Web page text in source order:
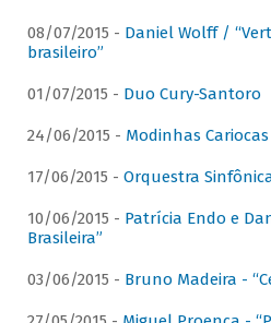
08/07/2015 - Daniel Wolff /
brasileiro”
01/07/2015 - Duo Cury-Santoro
24/06/2015 - Modinhas Cariocas
17/06/2015 - Orquestra
10/06/2015 - Patrícia Endo e
Brasileira”
03/06/2015 - Bruno Madeira -